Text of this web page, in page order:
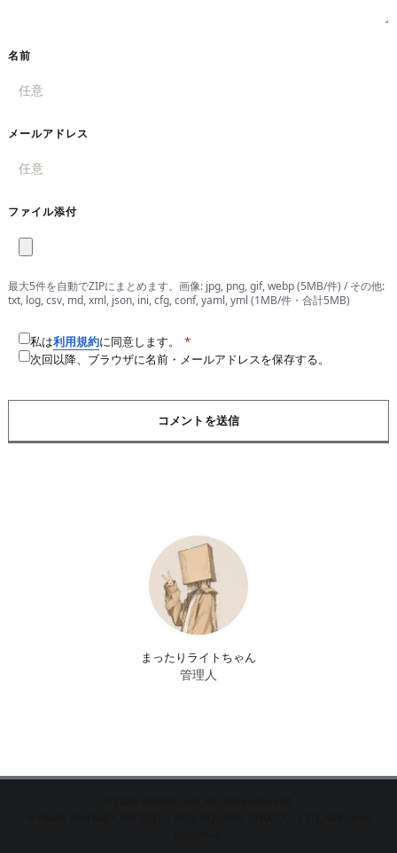
名前
メールアドレス
ファイル添付
最大5件を自動でZIPにまとめます。画像: jpg, png, gif, webp (5MB/件) / その他:
txt, log, csv, md, xml, json, ini, cfg, conf, yaml, yml (1MB/件・合計5MB)
私は利用規約に同意します。
*
次回以降、ブラウザに名前・メールアドレスを保存する。
まったりライトちゃん
管理人